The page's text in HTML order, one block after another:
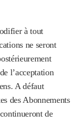
à tout
ne seront
l’acceptation
A défaut
des Abonnements
de